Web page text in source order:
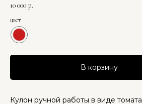
10 000 р.
цвет
В корзину
Кулон ручной работы в виде томата